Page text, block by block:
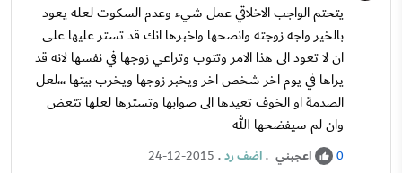
يتحتم الواجب الاخلاقي عمل شيء وعدم السكوت لعله يعود
بالخير واجه زوجته وانصحها واخبرها انك قد تستر عليها على
ان لا تعود الى هذا الامر وتتوب وتراعي زوجها في نفسها لانه قد
يراها في يوم اخر شخص اخر ويخبر زوجها ويخرب بيتها ،،،لعل
الصدمة او الخوف تعيدها الى صوابها وتسترها لعلها تتعض
وان لم سيفضحها الله
0 اعجبني .اضف رد.
24-12-2015